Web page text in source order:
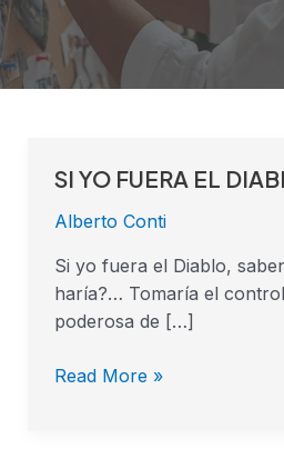
SI YO FUERA EL
Alberto Conti
Si yo fuera el Diablo,
haría?… Tomaría el
poderosa de […]
SI
FUERA
EL
DIABLO
Read More »